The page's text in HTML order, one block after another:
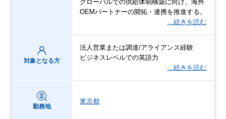
グローバルでの供給体制構築に向け、海外
OEMパートナーの開拓・連携を推進する。
…続きを読む
対象となる方
法人営業または調達/アライアンス経験
ビジネスレベルでの英語力
…続きを読む
勤務地
東京都